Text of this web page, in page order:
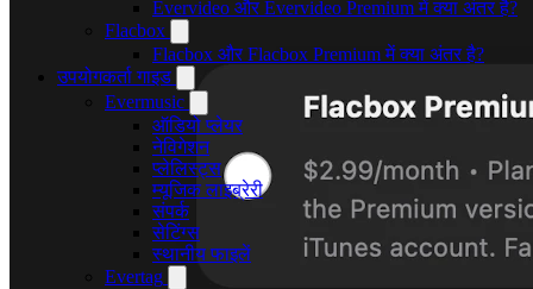
Evervideo और Evervideo Premium में क्या अंतर है?
Flacbox
Flacbox और Flacbox Premium में क्या अंतर है?
उपयोगकर्ता गाइड
Evermusic
ऑडियो प्लेयर
नेविगेशन
प्लेलिस्ट्स
म्यूजिक लाइब्रेरी
संपर्क
सेटिंग्स
स्थानीय फाइलें
Evertag